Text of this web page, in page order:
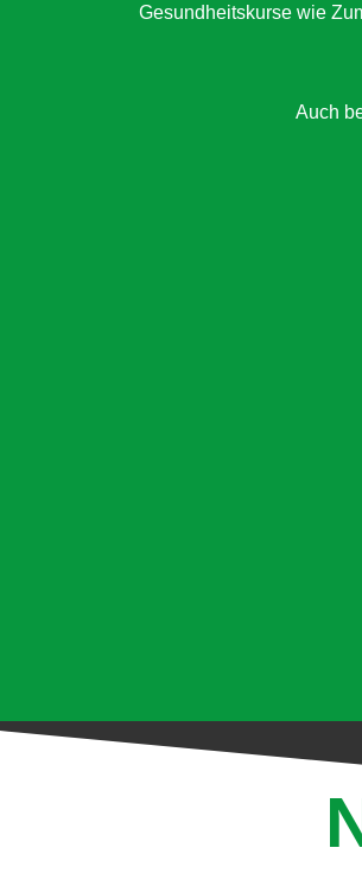
Gesundheitskurse wie
Auch